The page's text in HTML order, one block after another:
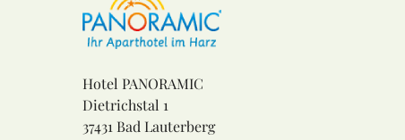
Hotel PANORAMIC
Dietrichstal 1
37431 Bad Lauterberg